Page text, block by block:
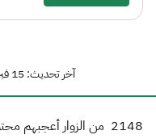
آخر تحديث: 15 فبراير 2026 12:51 ص المملكة العربية السعودية
2148 من الزوار أعجبهم